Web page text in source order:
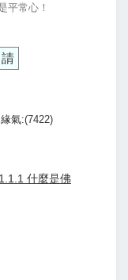
平常心！
氣:(7422)
什麼是佛